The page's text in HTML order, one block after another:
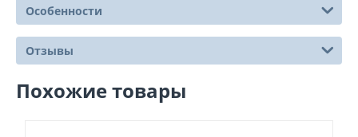
Особенности
Отзывы
Похожие товары